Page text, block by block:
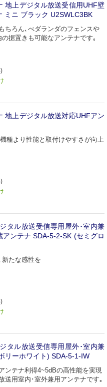
地上デジタル放送受信用UHF壁
ミニ ブラック U2SWLC3BK
ちろん､べダランダのフェンスや
据置きも可能なアンテナです｡
地上デジタル放送対応UHFアン
種より性能と取付けやすさが向上
タル放送受信専用屋外･室内兼
アンテナ SDA-5-2-SK (セミグロ
たな感性を
タル放送受信専用屋外･室内兼
リーホワイト) SDA-5-1-IW
ンテナ利得4~5dBの高性能を実現
送用室内･室外兼用アンテナです｡